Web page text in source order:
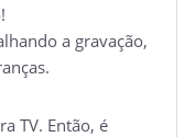
a gravação,
TV. Então, é